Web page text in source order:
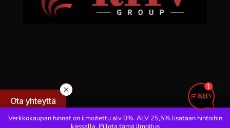
Verkkokaupan hinnat on ilmoitettu alv 0%. ALV 25,5% lisätään hintoihin
Ota yhteyttä